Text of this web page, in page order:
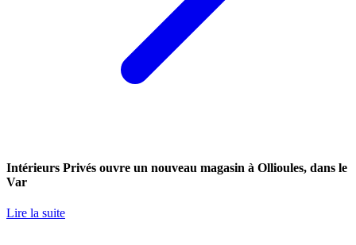
Intérieurs Privés ouvre un nouveau magasin à Ollioules, dans le
Var
Lire la suite